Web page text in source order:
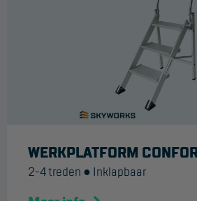
Rolsteigers
Schilderstellingen
Gevelsteigers
WERKPLATFORM
2-4 treden ● Inklapbaar